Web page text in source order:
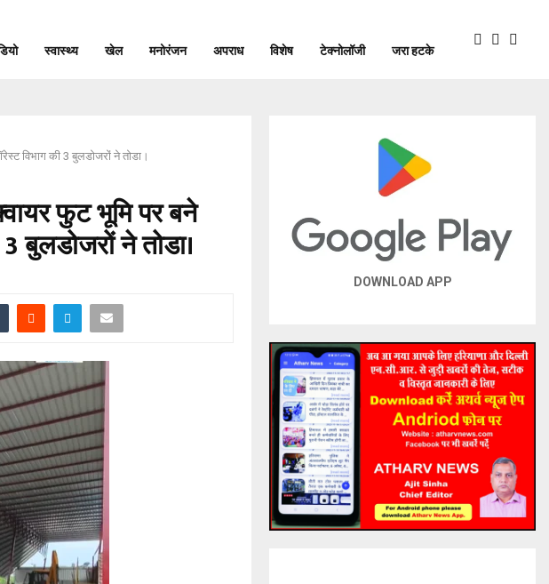
स्वास्थ्य खेल मनोरंजन अपराध विशेष टेक्नोलॉजी जरा हटके
विभाग की 3 बुलडोजरों ने तोडा।
फुट भूमि पर बने
बुलडोजरों ने तोडा।
DOWNLOAD APP